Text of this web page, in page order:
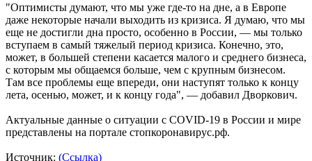
"Оптимисты думают, что мы уже где-то на дне, а в Европе
даже некоторые начали выходить из кризиса. Я думаю, что мы
еще не достигли дна просто, особенно в России, — мы только
вступаем в самый тяжелый период кризиса. Конечно, это,
может, в большей степени касается малого и среднего бизнеса,
с которым мы общаемся больше, чем с крупным бизнесом.
Там все проблемы еще впереди, они наступят только к концу
лета, осенью, может, и к концу года", — добавил Дворкович.
Актуальные данные о ситуации с COVID-19 в России и мире
представлены на портале стопкоронавирус.рф.
Источник: (Ссылка)